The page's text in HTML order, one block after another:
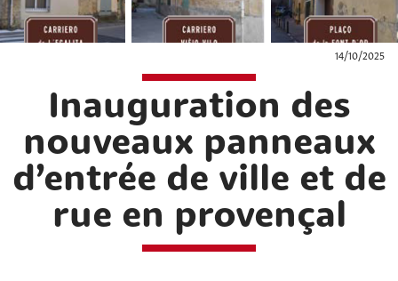
14/10/2025
Inauguration des
nouveaux panneaux
d’entrée de ville et de
rue en provençal